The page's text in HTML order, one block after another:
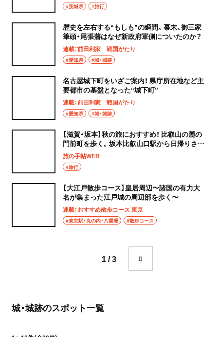
#茨城県 #旅行
歴史を左右する“もしも”の瞬間。幕末、御三家
筆頭・尾張藩はなぜ新政府軍側についたのか？
連載：前田利家 戦国がたり
#愛知県 #城・城跡
名古屋城下町をいざご案内！ 県庁所在地など主
要都市の基盤となった“城下町”
連載：前田利家 戦国がたり
#愛知県 #城・城跡
【滋賀・坂本】秋の旅におすすめ！ 比叡山の麓の
門前町を歩く。坂本比叡山口駅から日帰りさん
ぽ
旅の手帖WEB
#旅行
【大江戸散歩コース】皇居周辺〜諸国の有力大
名が集まった江戸城の周辺部を歩く〜
連載：おすすめ散歩コース 東京
#東京駅・丸の内・八重洲 #散歩コース
1 / 3
城・城跡のスポット一覧